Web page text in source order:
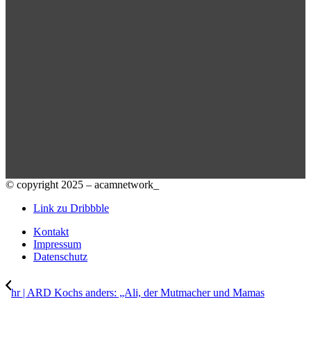
© copyright 2025 – acamnetwork_
Link zu Dribbble
Kontakt
Impressum
Datenschutz
hr | ARD Kochs anders: „Ali, der Mutmacher und Mamas